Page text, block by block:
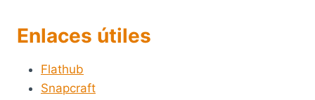
Enlaces útiles
Flathub
Snapcraft